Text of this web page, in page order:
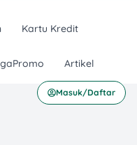
Kartu Kredit
Artikel
Masuk/Daftar